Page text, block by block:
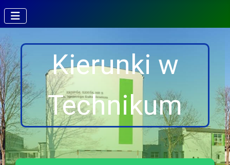
Kierunki w
Technikum